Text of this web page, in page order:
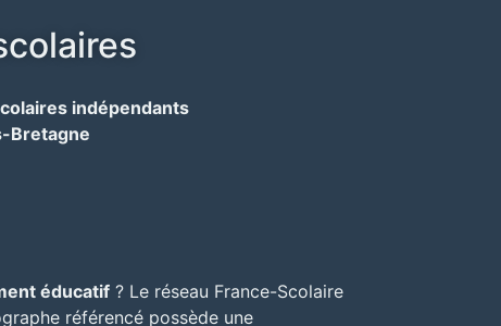
indépendants
Bretagne
éducatif ? Le réseau France-Scolaire
référencé possède une